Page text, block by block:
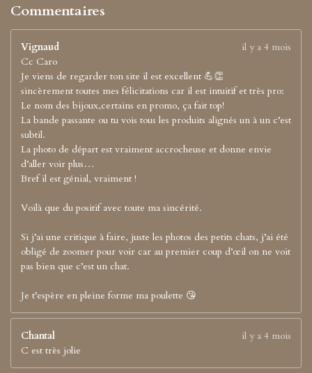
Commentaires
Vignaud
il y a 4 mois
Cc Caro
Je viens de regarder ton site il est excellent 💪👏
sincèrement toutes mes félicitations car il est intuitif et très pro:
Le nom des bijoux,certains en promo, ça fait top!
La bande passante ou tu vois tous les produits alignés un à un c’est
subtil.
La photo de départ est vraiment accrocheuse et donne envie
d’aller voir plus…
Bref il est génial, vraiment !
Voilà que du positif avec toute ma sincérité.
Si j’ai une critique à faire, juste les photos des petits chats, j’ai été
obligé de zoomer pour voir car au premier coup d’œil on ne voit
pas bien que c’est un chat.
Je t’espère en pleine forme ma poulette 😘
Chantal
il y a 4 mois
C est très jolie